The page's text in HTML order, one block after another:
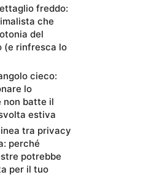
freddo:
che
del
(e rinfresca lo
cieco:
lo
non batte il
estiva
tra privacy
perché
potrebbe
per il tuo